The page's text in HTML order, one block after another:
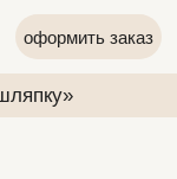
заказ
P.S.: «Я